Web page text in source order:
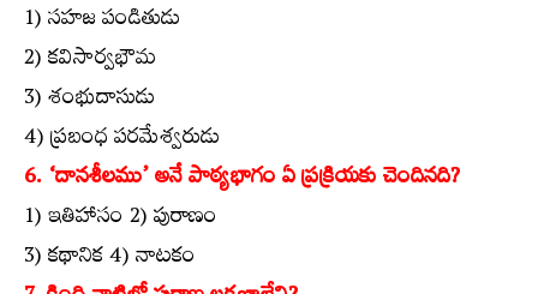
1) సహజ పండితుడు
2) కవిసార్వభౌమ
3) శంభుదాసుడు
4) ప్రబంధ పరమేశ్వరుడు
6. ‘దానశీలము’ అనే పాఠ్యభాగం ఏ ప్రక్రియకు చెందినది?
1) ఇతిహాసం 2) పురాణం
3) కథానిక 4) నాటకం